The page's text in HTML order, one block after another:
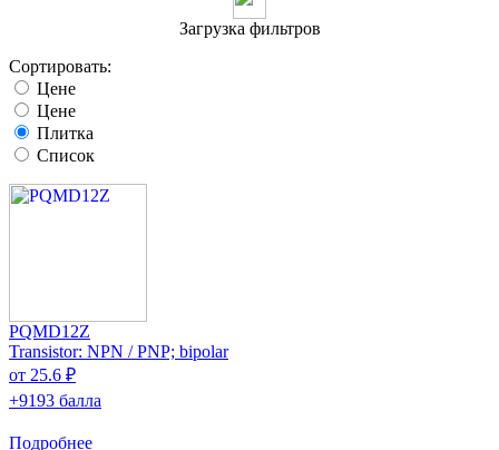
Загрузка фильтров
Сортировать:
Цене
Цене
Плитка
Список
PQMD12Z
Transistor: NPN / PNP; bipolar
от 25.6 ₽
+9193 балла
Подробнее